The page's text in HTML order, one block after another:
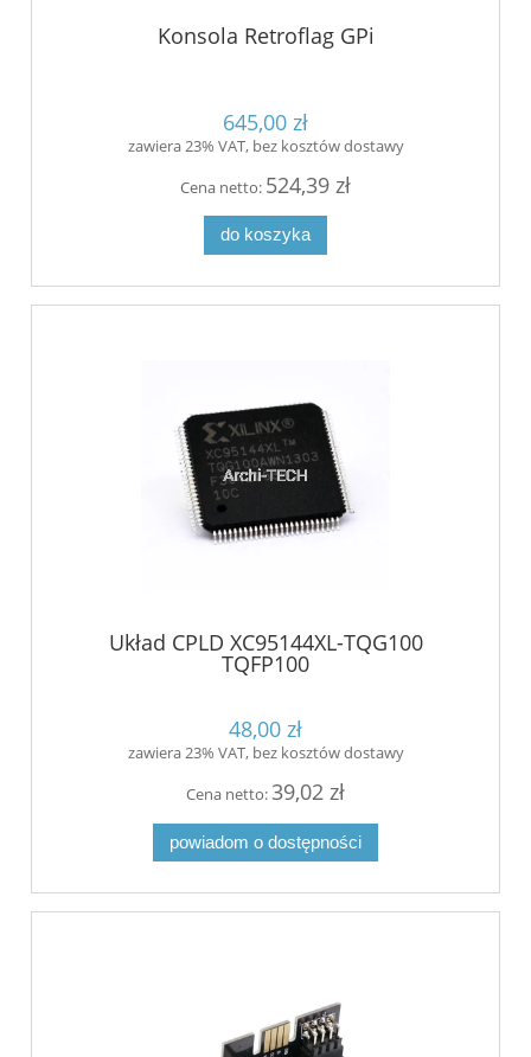
Konsola Retroflag GPi
645,00 zł
zawiera 23% VAT, bez kosztów dostawy
Cena netto: 524,39 zł
do koszyka
Układ CPLD XC95144XL-TQG100
TQFP100
48,00 zł
zawiera 23% VAT, bez kosztów dostawy
Cena netto:39,02 zł
powiadom o dostępności